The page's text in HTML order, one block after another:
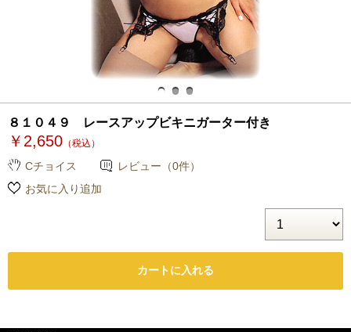
８１０４９ レースアップビキニガーター付き
￥2,650 （税込）
Cチョイス
レビュー（0件）
お気に入り追加